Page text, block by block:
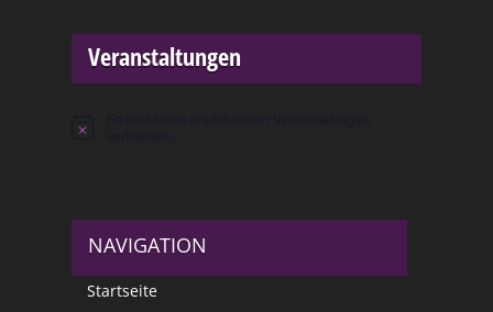
Veranstaltungen
Hinweis
NAVIGATION
Startseite